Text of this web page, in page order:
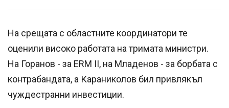
На срещата с областните координатори те
оценили високо работата на тримата министри.
На Горанов - за ERM II, на Младенов - за борбата с
контрабандата, а Караниколов бил привлякъл
чуждестранни инвестиции.